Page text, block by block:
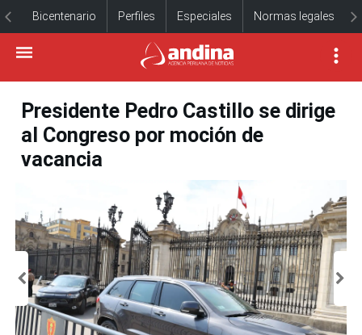
Bicentenario Perfiles Especiales Normas legales
Presidente Pedro Castillo se dirige
al Congreso por moción de
vacancia